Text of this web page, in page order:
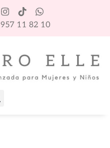
957 11 82 10